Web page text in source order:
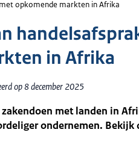
opkomende markten in Afrika
in Afrika
op 8 december 2025
met landen in
ondernemen. Bekijk